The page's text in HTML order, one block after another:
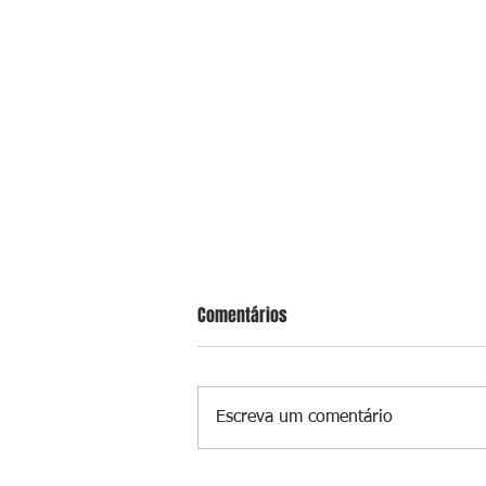
Comentários
Escreva um comentário